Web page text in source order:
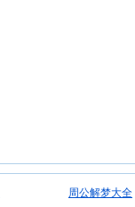
周公解梦大全